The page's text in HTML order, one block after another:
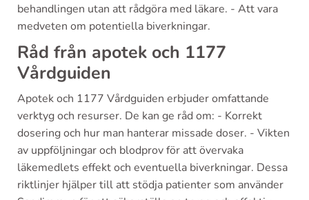
behandlingen utan att rådgöra med läkare. - Att vara
medveten om potentiella biverkningar.
Råd från apotek och 1177
Vårdguiden
Apotek och 1177 Vårdguiden erbjuder omfattande
verktyg och resurser. De kan ge råd om: - Korrekt
dosering och hur man hanterar missade doser. - Vikten
av uppföljningar och blodprov för att övervaka
läkemedlets effekt och eventuella biverkningar. Dessa
riktlinjer hjälper till att stödja patienter som använder